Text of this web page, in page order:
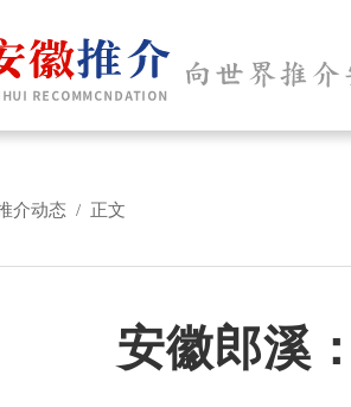
介动态 / 正文
安徽郎溪